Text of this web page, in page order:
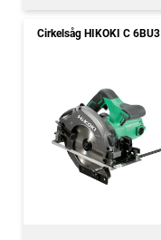
Cirkelsåg HIKOKI C 6BU3